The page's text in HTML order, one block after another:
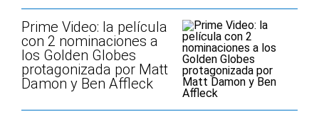
Prime Video: la película
con 2 nominaciones a
los Golden Globes
protagonizada por Matt
Damon y Ben Affleck